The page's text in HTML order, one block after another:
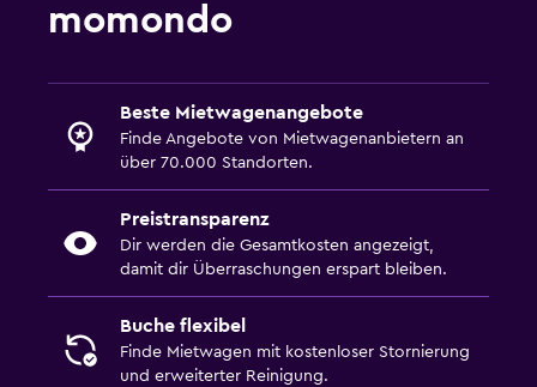
momondo
Beste Mietwagenangebote
Finde Angebote von Mietwagenanbietern an
über 70.000 Standorten.
Preistransparenz
Dir werden die Gesamtkosten angezeigt,
damit dir Überraschungen erspart bleiben.
Buche flexibel
Finde Mietwagen mit kostenloser Stornierung
und erweiterter Reinigung.